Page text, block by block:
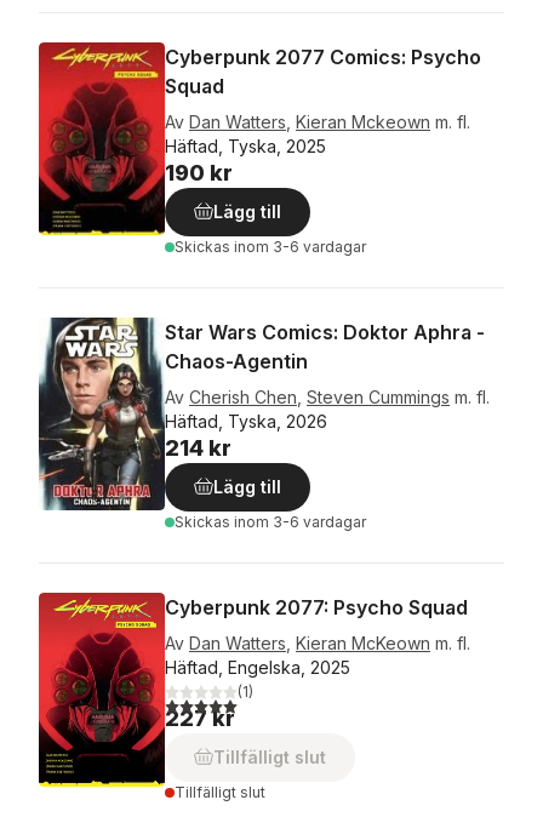
Cyberpunk 2077 Comics: Psycho
Squad
Av Dan Watters Kieran Mckeown m. fl.
Häftad, Tyska, 2025
190 kr
Lägg till
Skickas inom 3-6 vardagar
Star Wars Comics: Doktor Aphra -
Chaos-Agentin
Av Cherish Chen Steven Cummings m. fl.
Häftad, Tyska, 2026
214 kr
Lägg till
Skickas inom 3-6 vardagar
Cyberpunk 2077: Psycho Squad
Av Dan Watters Kieran McKeown m. fl.
Häftad, Engelska, 2025
5,0utav 5 stjärnor. Totalt antal röster:
(1)
227 kr
Tillfälligt slut
Tillfälligt slut